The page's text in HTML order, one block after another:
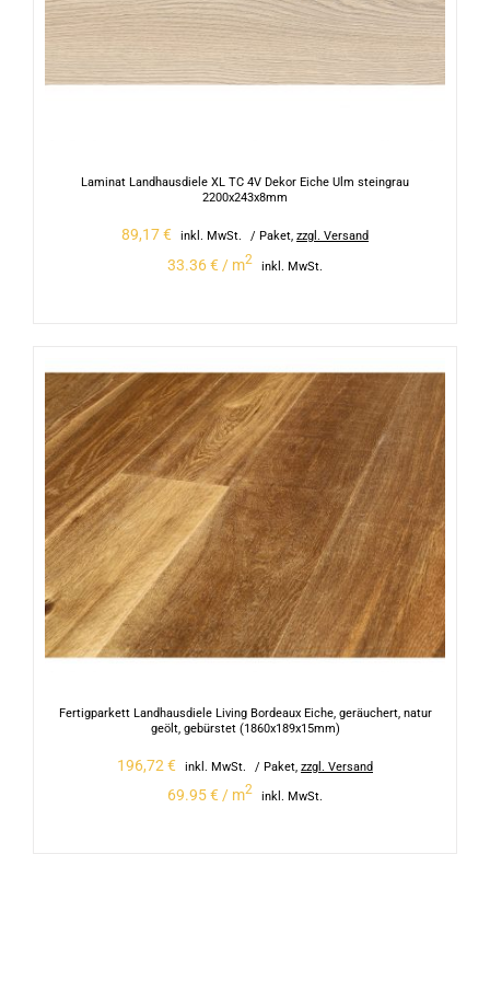
Laminat Landhausdiele XL TC 4V Dekor Eiche Ulm steingrau
2200x243x8mm
89,17€ inkl. MwSt. / Paket, zzgl. Versand
33.36 € / m2 inkl. MwSt.
Fertigparkett Landhausdiele Living Bordeaux Eiche, geräuchert, natur
geölt, gebürstet (1860x189x15mm)
196,72 € inkl. MwSt. / Paket zzgl. Versand
69.95 € / m2 inkl. MwSt.